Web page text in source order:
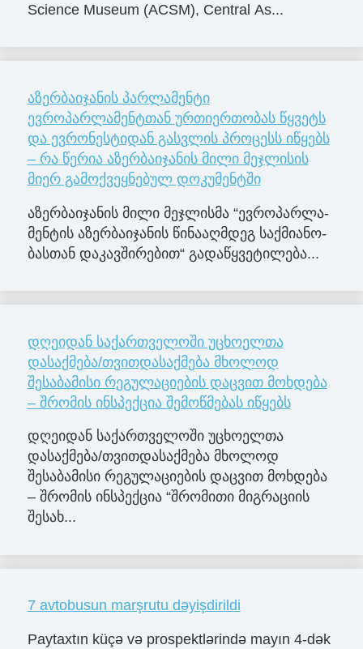
Science Museum (ACSM), Central As...
აზერბაიჯანის პარლამენტი
ევროპარლამენტთან ურთიერთობას წყვეტს
და ევრონესტიდან გასვლის პროცესს იწყებს
– რა წერია აზერბაიჯანის მილი მეჯლისის
მიერ გამოქვეყნებულ დოკუმენტში
აზერ­ბა­ი­ჯა­ნის მილი მე­ჯლის­მა “ევ­რო­პარ­ლა­
მენ­ტის აზერ­ბა­ი­ჯა­ნის წი­ნა­აღ­მდეგ საქ­მი­ა­ნო­
ბას­თან და­კავ­ში­რე­ბით“ გა­და­წყვე­ტი­ლე­ბა...
დღეიდან საქართველოში უცხოელთა
დასაქმება/თვითდასაქმება მხოლოდ
შესაბამისი რეგულაციების დაცვით მოხდება
– შრომის ინსპექცია შემოწმებას იწყებს
დღეიდან საქართველოში უცხოელთა
დასაქმება/თვითდასაქმება მხოლოდ
შესაბამისი რეგულაციების დაცვით მოხდება
– შრომის ინსპექცია “შრომითი მიგრაციის
შესახ...
7 avtobusun marşrutu dəyişdirildi
Paytaxtın küçə və prospektlərində mayın 4-dək